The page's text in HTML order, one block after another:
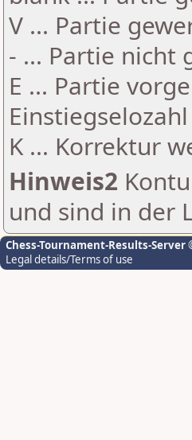
V ... Partie
- ... Partie nicht
E ... Partie
K ... Korrektur
Hinweis2
und sind in der
Chess-Tournament-Results-Server
Legal details/Terms of use